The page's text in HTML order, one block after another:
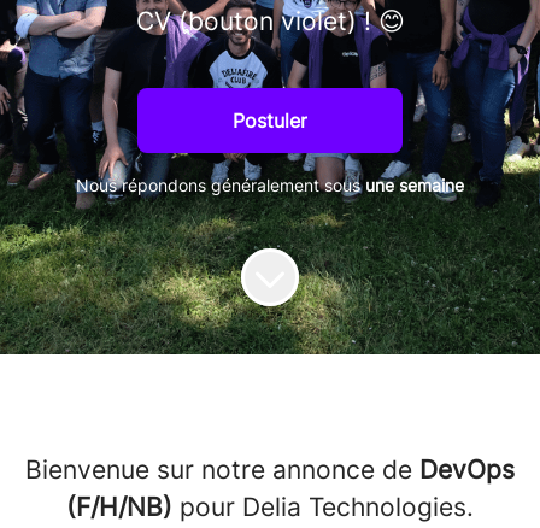
CV (bouton violet) ! 😊
Postuler
Nous répondons généralement sousune semaine
Bienvenue sur notre annonce de DevOps
(F/H/NB) pour Delia Technologies.